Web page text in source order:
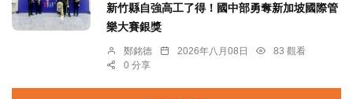
新竹縣自強高工了得！國中部勇奪新加坡國際管
樂大賽銀獎
鄭銘德 2026年八月08日
83 觀看
0 分享